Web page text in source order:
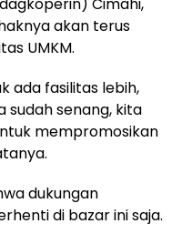
Cimahi,
akan terus
UMKM.
ada fasilitas lebih,
sudah senang, kita
mempromosikan
dukungan
di bazar ini saja.